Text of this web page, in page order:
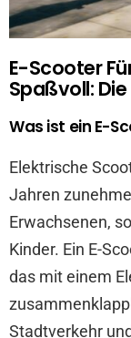
E-Scooter
Spaßvoll:
Was ist ein E-
Elektrische
Jahren
Erwachsenen,
Kinder. Ein E-
das mit einem
Stadtverkehr